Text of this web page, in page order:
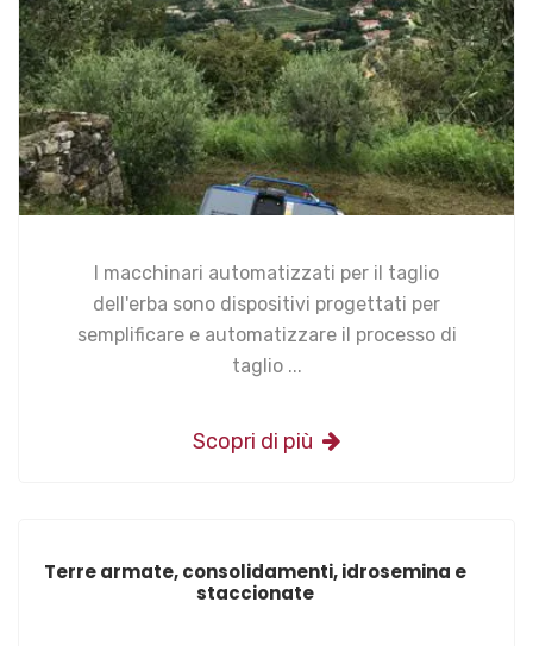
I macchinari automatizzati per il taglio
dell'erba sono dispositivi progettati per
semplificare e automatizzare il processo di
taglio ...
Scopri di più
Terre armate, consolidamenti, idrosemina e
staccionate